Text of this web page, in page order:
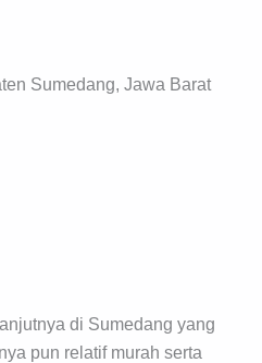
Sumedang, Jawa Barat
di Sumedang yang
pun relatif murah serta